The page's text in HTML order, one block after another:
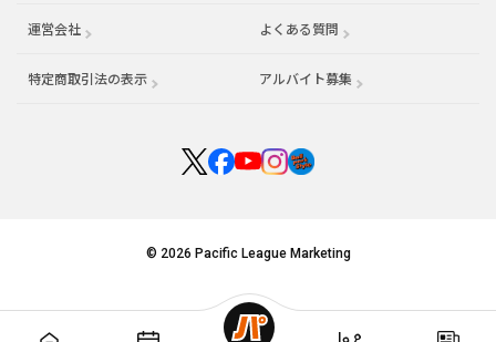
運営会社 （別ウィンドウで開く） よくある質問
特定商取引法の表示 アルバイト募集 （別ウィンドウで開く
© 2026 Pacific League Marketing